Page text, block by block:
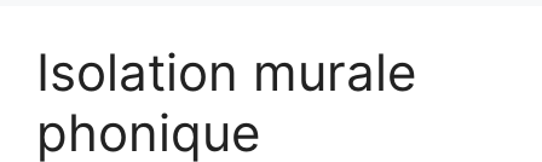
Isolation murale
phonique